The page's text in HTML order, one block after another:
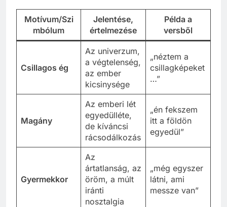
Motívum/Szi
mbólum
Jelentése,
értelmezése
Példa a
versből
Csillagos ég
Az univerzum,
a végtelenség,
az ember
kicsinysége
„néztem a
csillagképeket
…”
Magány
Az emberi lét
egyedülléte,
de kíváncsi
rácsodálkozás
„én fekszem
itt a földön
egyedül”
Gyermekkor
Az
ártatlanság, az
öröm, a múlt
iránti
nosztalgia
„még egyszer
látni, ami
messze van”